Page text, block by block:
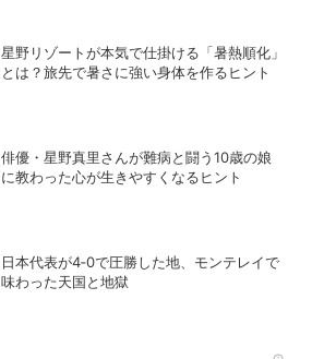
星野リゾートが本気で仕掛ける「暑熱順化」
とは？旅先で暑さに強い身体を作るヒント
俳優・星野真里さんが難病と闘う10歳の娘
に教わった心が生きやすくなるヒント
日本代表が4‐0で圧勝した地、モンテレイで
味わった天国と地獄